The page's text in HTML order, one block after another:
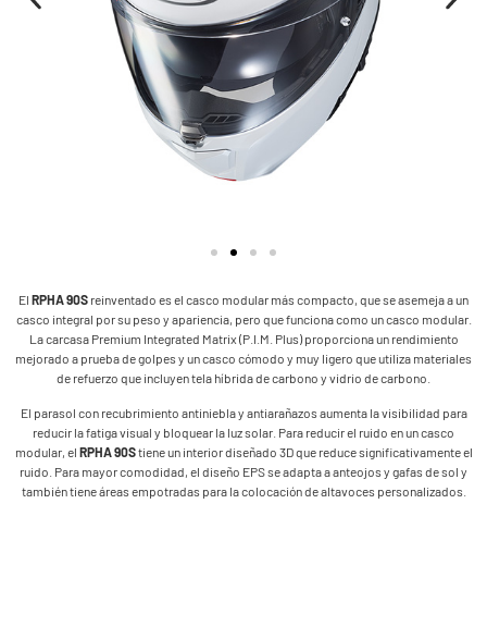
El RPHA 90S reinventado es el casco modular más compacto, que se asemeja a un
casco integral por su peso y apariencia, pero que funciona como un casco modular.
La carcasa Premium Integrated Matrix (P.I.M. Plus) proporciona un rendimiento
mejorado a prueba de golpes y un casco cómodo y muy ligero que utiliza materiales
de refuerzo que incluyen tela híbrida de carbono y vidrio de carbono.
El parasol con recubrimiento antiniebla y antiarañazos aumenta la visibilidad para
reducir la fatiga visual y bloquear la luz solar. Para reducir el ruido en un casco
modular, el RPHA 90Stiene un interior diseñado 3D que reduce significativamente el
ruido. Para mayor comodidad, el diseño EPS se adapta a anteojos y gafas de sol y
también tiene áreas empotradas para la colocación de altavoces personalizados.